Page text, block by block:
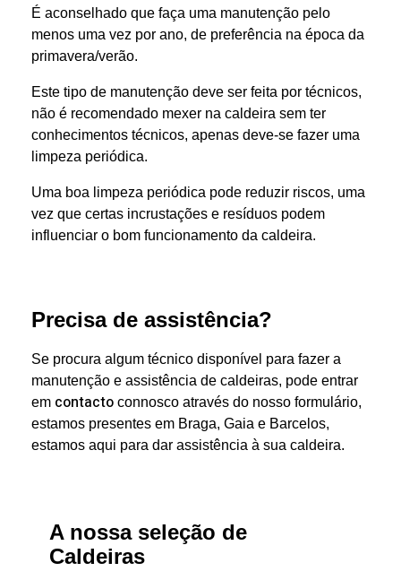
É aconselhado que faça uma manutenção pelo
menos uma vez por ano, de preferência na época da
primavera/verão.
Este tipo de manutenção deve ser feita por técnicos,
não é recomendado mexer na caldeira sem ter
conhecimentos técnicos, apenas deve-se fazer uma
limpeza periódica.
Uma boa limpeza periódica pode reduzir riscos, uma
vez que certas incrustações e resíduos podem
influenciar o bom funcionamento da caldeira.
Precisa de assistência?
Se procura algum técnico disponível para fazer a
manutenção e assistência de caldeiras, pode entrar
em contacto connosco através do nosso formulário,
estamos presentes em Braga, Gaia e Barcelos,
estamos aqui para dar assistência à sua caldeira.
A nossa seleção de
Caldeiras